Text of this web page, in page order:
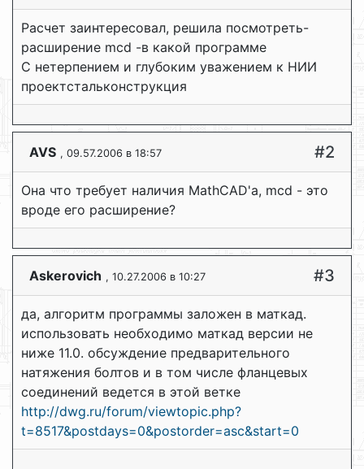
Расчет заинтересовал, решила посмотреть-
расширение mcd -в какой программе
С нетерпением и глубоким уважением к НИИ
проектстальконструкция
AVS , 09.57.2006 в 18:57 #2
Она что требует наличия MathCAD'а, mcd - это
вроде его расширение?
Askerovich , 10.27.2006 в 10:27 #3
да, алгоритм программы заложен в маткад.
использовать необходимо маткад версии не
ниже 11.0. обсуждение предварительного
натяжения болтов и в том числе фланцевых
соединений ведется в этой ветке
http://dwg.ru/forum/viewtopic.php?
t=8517&postdays=0&postorder=asc&start=0